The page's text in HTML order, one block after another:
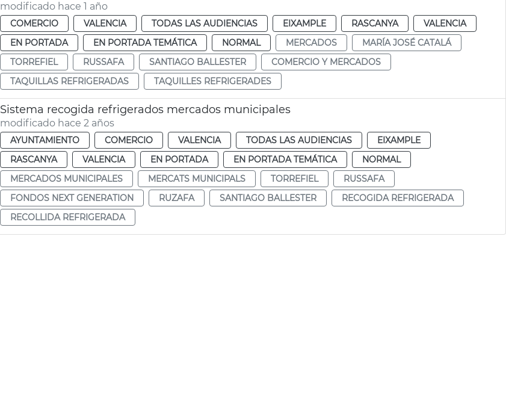
modificado hace 1 año
COMERCIO VALENCIA TODAS LAS AUDIENCIAS EIXAMPLE RASCANYA
VALENCIA
EN PORTADA
EN PORTADA TEMÁTICA NORMAL MERCADOS
MARÍA JOSÉ CATALÁ
TORREFIEL
RUSSAFA SANTIAGO BALLESTER
COMERCIO Y MERCADOS
TAQUILLAS REFRIGERADAS
TAQUILLES REFRIGERADES
Sistema recogida refrigerados mercados municipales
modificado hace 2 años
AYUNTAMIENTO COMERCIO VALENCIA TODAS LAS AUDIENCIAS
EIXAMPLE
RASCANYA
VALENCIA EN PORTADA EN PORTADA TEMÁTICA
NORMAL
MERCADOS MUNICIPALES
MERCATS MUNICIPALS TORREFIEL
RUSSAFA
FONDOS NEXT GENERATION
RUZAFA SANTIAGO BALLESTER
RECOGIDA REFRIGERADA
RECOLLIDA REFRIGERADA